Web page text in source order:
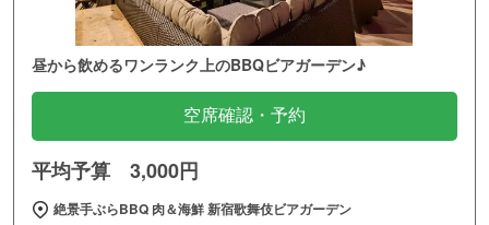
昼から飲めるワンランク上のBBQビアガーデン♪
空席確認・予約
平均予算 3,000円
絶景手ぶらBBQ 肉＆海鮮 新宿歌舞伎ビアガーデン